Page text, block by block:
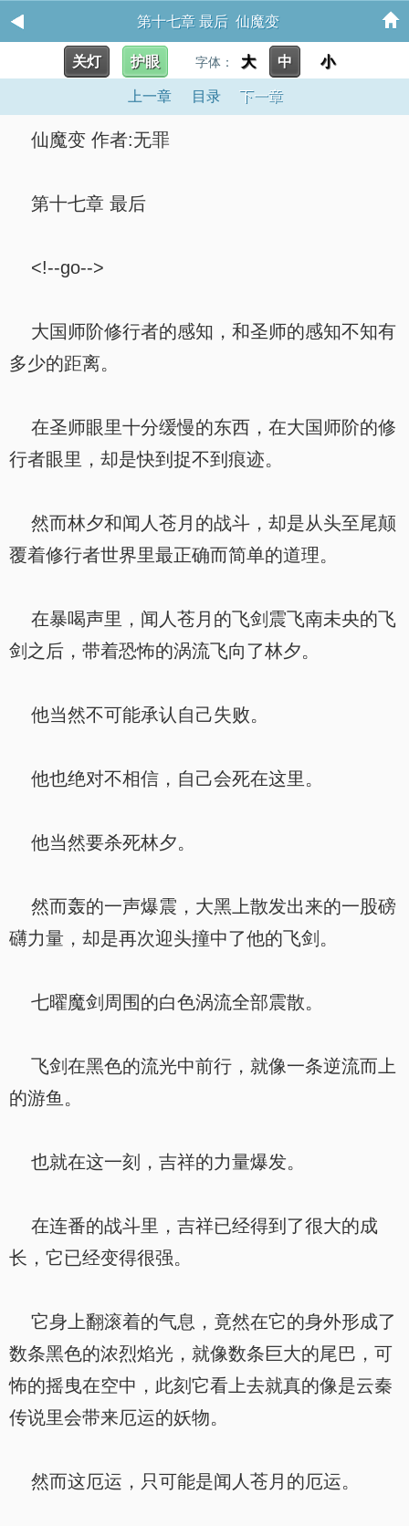
第十七章 最后 仙魔变
关灯 护眼 字体： 大 中 小
上一章 目录 下一章
仙魔变 作者:无罪
第十七章 最后
<!--go-->
大国师阶修行者的感知，和圣师的感知不知有
多少的距离。
在圣师眼里十分缓慢的东西，在大国师阶的修
行者眼里，却是快到捉不到痕迹。
然而林夕和闻人苍月的战斗，却是从头至尾颠
覆着修行者世界里最正确而简单的道理。
在暴喝声里，闻人苍月的飞剑震飞南未央的飞
剑之后，带着恐怖的涡流飞向了林夕。
他当然不可能承认自己失败。
他也绝对不相信，自己会死在这里。
他当然要杀死林夕。
然而轰的一声爆震，大黑上散发出来的一股磅
礴力量，却是再次迎头撞中了他的飞剑。
七曜魔剑周围的白色涡流全部震散。
飞剑在黑色的流光中前行，就像一条逆流而上
的游鱼。
也就在这一刻，吉祥的力量爆发。
在连番的战斗里，吉祥已经得到了很大的成
长，它已经变得很强。
它身上翻滚着的气息，竟然在它的身外形成了
数条黑色的浓烈焰光，就像数条巨大的尾巴，可
怖的摇曳在空中，此刻它看上去就真的像是云秦
传说里会带来厄运的妖物。
然而这厄运，只可能是闻人苍月的厄运。